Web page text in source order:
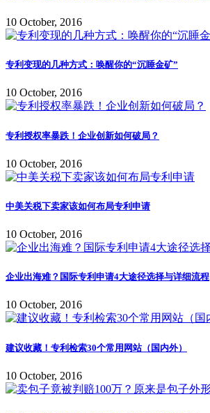
10 October, 2016
专利变现的几种方式：唤醒你的“沉睡金矿”
10 October, 2016
专利授权率暴跌！企业创新如何破局？
10 October, 2016
中美关税下卖家该如何布局专利申请
10 October, 2016
企业出海难？国际专利申请4大途径选择与详细流程
10 October, 2016
建议收藏！专利检索30个常用网站（国内外）
10 October, 2016